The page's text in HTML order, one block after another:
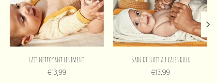
Lait nettoyant liniment
€13,99
Bain de nuit au calendula
€13,99